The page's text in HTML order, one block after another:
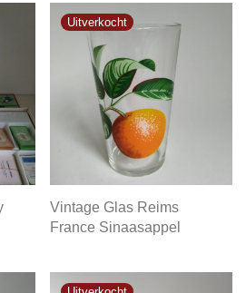
Vintage Glas Reims
France Sinaasappel